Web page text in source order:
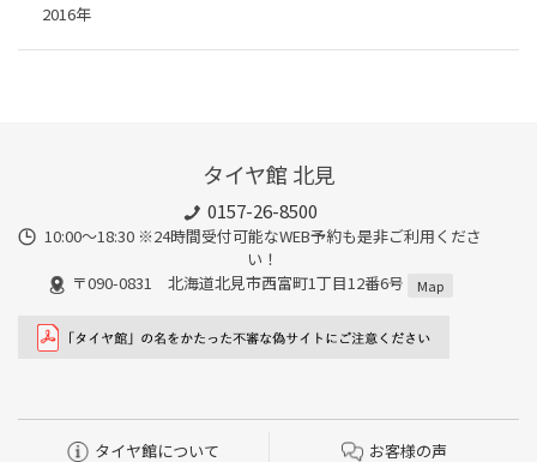
2016年
タイヤ館 北見
0157-26-8500
10:00～18:30 ※24時間受付可能なWEB予約も是非ご利用くださ
い！
〒090-0831 北海道北見市西富町1丁目12番6号
Map
タイヤ館について お客様の声